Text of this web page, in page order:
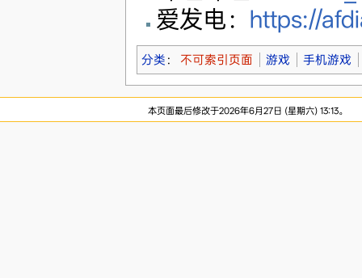
爱发电： https://
分类 ： 不可索引页面 游戏 手机游戏
本页面最后修改于2026年6月27日 (星期六) 13:13。